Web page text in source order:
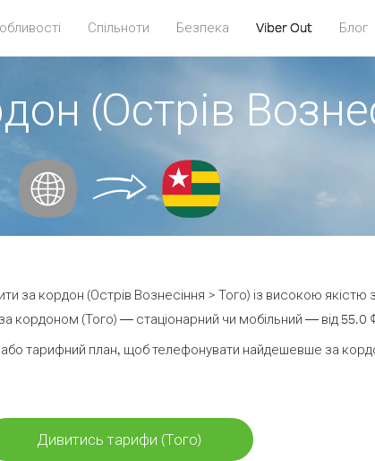
Спільноти Безпека Viber Out Блог
(Острів
за кордон (Острів Вознесіння > Того) із високою якістю
кордоном (Того) — стаціонарний чи мобільний — від 55.0
тарифний план, щоб телефонувати найдешевше за
Дивитись тарифи (Того)